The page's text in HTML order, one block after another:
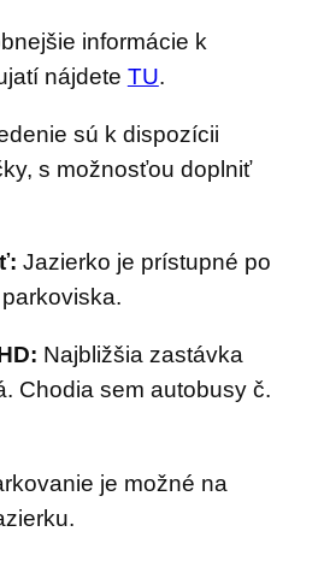
informácie k
nájdete TU.
sú k dispozícii
s možnosťou doplniť
Jazierko je prístupné po
Najbližšia zastávka
Chodia sem autobusy č.
je možné na